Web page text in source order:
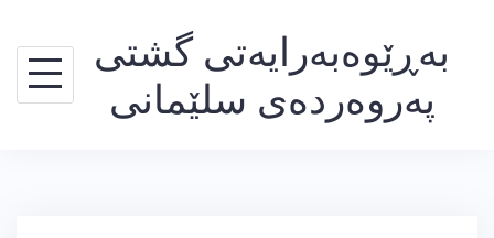
بەڕێوەبەرایەتی گشتی
پەروەردەی سلێمانی